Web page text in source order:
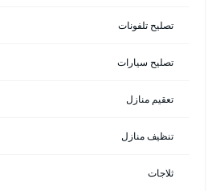
تصليح تلفونات
تصليح سيارات
تعقيم منازل
تنظيف منازل
ثلاجات